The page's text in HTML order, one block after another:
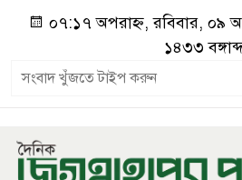
০৭:১৭ অপরাহ্ন, রবিবার, ০৯
১৪৩৩ বঙ্গাব্দ